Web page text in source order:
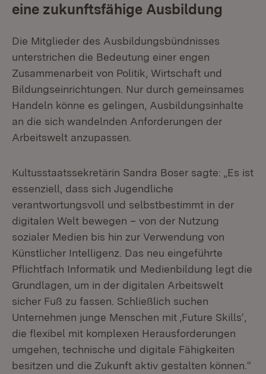
eine zukunftsfähige Ausbildung
Die Mitglieder des Ausbildungsbündnisses
unterstrichen die Bedeutung einer engen
Zusammenarbeit von Politik, Wirtschaft und
Bildungseinrichtungen. Nur durch gemeinsames
Handeln könne es gelingen, Ausbildungsinhalte
an die sich wandelnden Anforderungen der
Arbeitswelt anzupassen.
Kultusstaatssekretärin Sandra Boser sagte: „Es ist
essenziell, dass sich Jugendliche
verantwortungsvoll und selbstbestimmt in der
digitalen Welt bewegen – von der Nutzung
sozialer Medien bis hin zur Verwendung von
Künstlicher Intelligenz. Das neu eingeführte
Pflichtfach Informatik und Medienbildung legt die
Grundlagen, um in der digitalen Arbeitswelt
sicher Fuß zu fassen. Schließlich suchen
Unternehmen junge Menschen mit ‚Future Skills‘,
die flexibel mit komplexen Herausforderungen
umgehen, technische und digitale Fähigkeiten
besitzen und die Zukunft aktiv gestalten können.“